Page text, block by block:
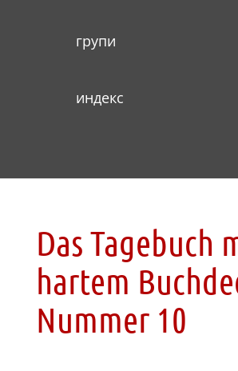
групи
индекс
Das Tagebuch
hartem
Nummer 10